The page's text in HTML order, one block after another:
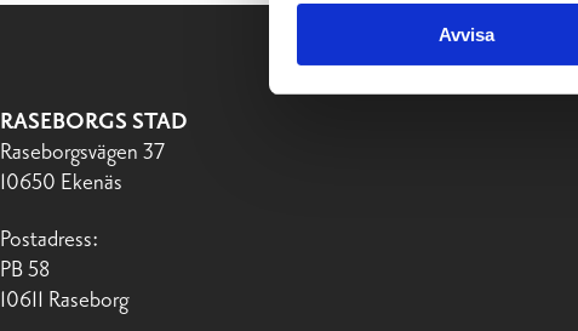
Avvisa
RASEBORGS STAD
Raseborgsvägen 37
10650 Ekenäs
Postadress:
PB 58
10611 Raseborg